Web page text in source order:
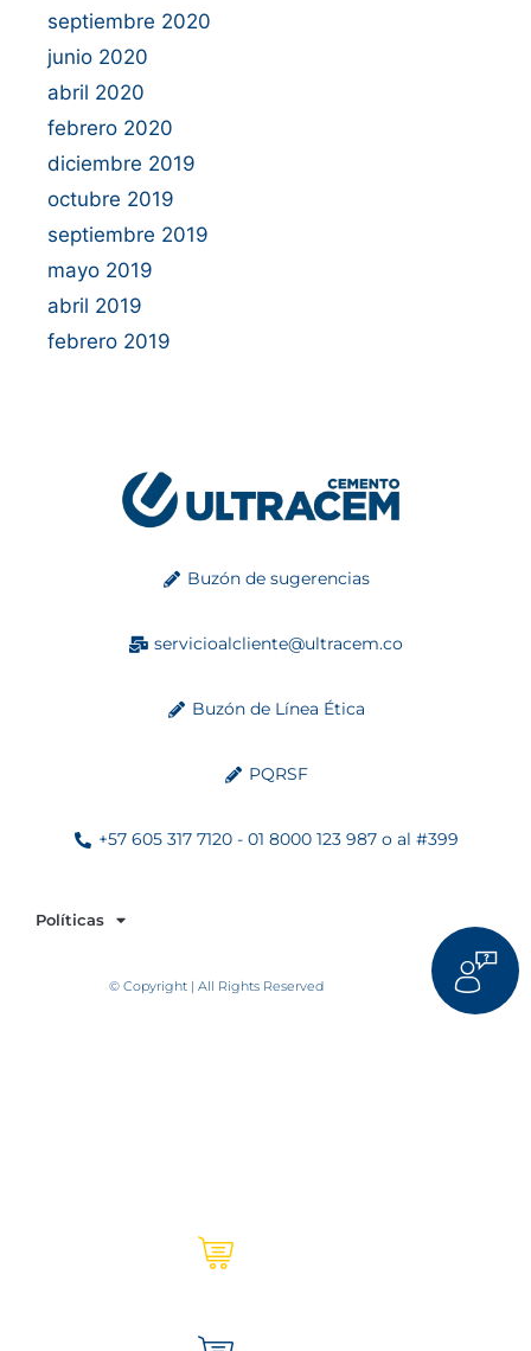
septiembre 2020
junio 2020
abril 2020
febrero 2020
diciembre 2019
octubre 2019
septiembre 2019
mayo 2019
abril 2019
febrero 2019
Buzón de sugerencias
servicioalcliente@ultracem.co
Buzón de Línea Ética
PQRSF
+57 605 317 7120 - 01 8000 123 987 o al #399
Políticas
© Copyright | All Rights Reserved